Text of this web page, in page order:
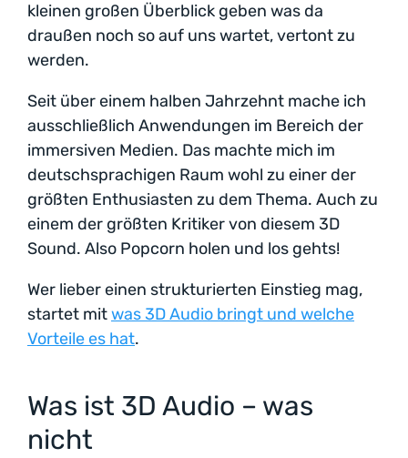
kleinen großen Überblick geben was da
draußen noch so auf uns wartet, vertont zu
werden.
Seit über einem halben Jahrzehnt mache ich
ausschließlich Anwendungen im Bereich der
immersiven Medien. Das machte mich im
deutschsprachigen Raum wohl zu einer der
größten Enthusiasten zu dem Thema. Auch zu
einem der größten Kritiker von diesem 3D
Sound. Also Popcorn holen und los gehts!
Wer lieber einen strukturierten Einstieg mag,
startet mitwas 3D Audio bringt und welche
Vorteile es hat.
Was ist 3D Audio – was
nicht